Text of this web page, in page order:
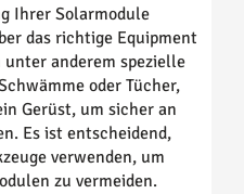
Ihrer Solarmodule
das richtige Equipment
unter anderem spezielle
oder Tücher,
Gerüst, um sicher an
Es ist entscheidend,
verwenden, um
zu vermeiden.